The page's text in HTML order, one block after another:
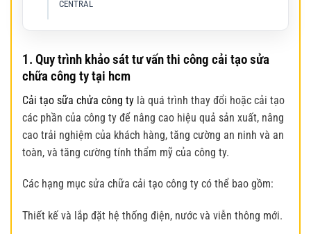
CENTRAL
1. Quy trình khảo sát tư vấn thi công cải tạo sửa
chữa công ty tại hcm
Cải tạo sữa chửa công ty là quá trình thay đổi hoặc cải tạo
các phần của công ty để nâng cao hiệu quả sản xuất, nâng
cao trải nghiệm của khách hàng, tăng cường an ninh và an
toàn, và tăng cường tính thẩm mỹ của công ty.
Các hạng mục sửa chữa cải tạo công ty có thể bao gồm:
Thiết kế và lắp đặt hệ thống điện, nước và viễn thông mới.